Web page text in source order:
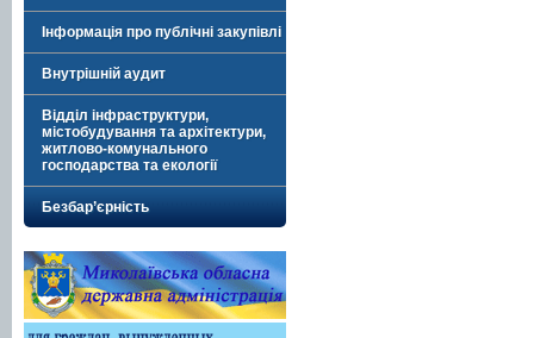
Інформація про публічні закупівлі
Внутрішній аудит
Відділ інфраструктури,
містобудування та архітектури,
житлово-комунального
господарства та екології
Безбар’єрність